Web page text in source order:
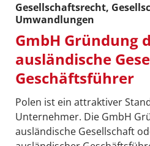
Gesellschaftsrecht,
Umwandlungen
GmbH Gründung
ausländische
Geschäftsführer
Polen ist ein attraktiver
Unternehmer. Die GmbH
ausländische Gesellschaft